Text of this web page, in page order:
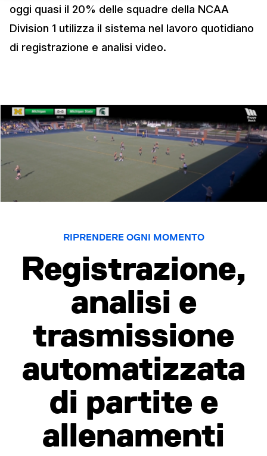
oggi quasi il 20% delle squadre della NCAA
Division 1 utilizza il sistema nel lavoro quotidiano
di registrazione e analisi video.
RIPRENDERE OGNI MOMENTO
Registrazione,
analisi e
trasmissione
automatizzata
di partite e
allenamenti